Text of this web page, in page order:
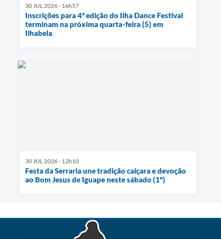
30 JUL 2026 - 16h57
Inscrições para 4ª edição do Ilha Dance Festival
terminam na próxima quarta-feira (5) em
Ilhabela
30 JUL 2026 - 12h10
Festa da Serraria une tradição caiçara e devoção
ao Bom Jesus de Iguape neste sábado (1º)